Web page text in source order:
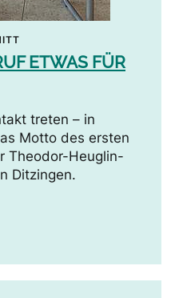
ETWAS FÜR
treten – in
Motto des ersten
Theodor-Heuglin-
Ditzingen.